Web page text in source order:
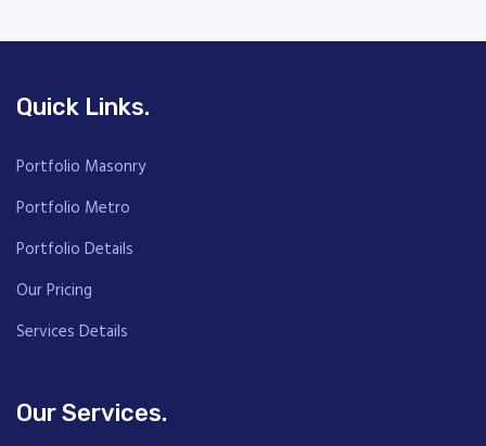
Quick Links.
Portfolio Masonry
Portfolio Metro
Portfolio Details
Our Pricing
Services Details
Our Services.